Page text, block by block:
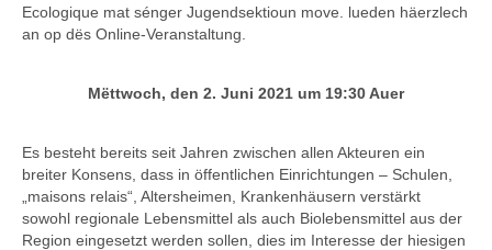
Ecologique mat sénger Jugendsektioun move. lueden häerzlech
an op dës Online-Veranstaltung.
Mëttwoch, den 2. Juni 2021 um 19:30 Auer
Es besteht bereits seit Jahren zwischen allen Akteuren ein
breiter Konsens, dass in öffentlichen Einrichtungen – Schulen,
„maisons relais“, Altersheimen, Krankenhäusern verstärkt
sowohl regionale Lebensmittel als auch Biolebensmittel aus der
Region eingesetzt werden sollen, dies im Interesse der hiesigen